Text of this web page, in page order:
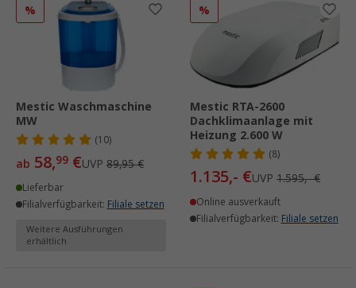
%
Mestic Waschmaschine
MW
(10)
ab 58,99 €UVP 89,95 €
Lieferbar
Filialverfügbarkeit: Filiale setzen
Weitere Ausführungen
erhältlich
%
Mestic RTA-2600
Dachklimaanlage mit
Heizung 2.600 W
(8)
1.135,- €UVP 1.595,- €
Online ausverkauft
Filialverfügbarkeit: Filiale setzen